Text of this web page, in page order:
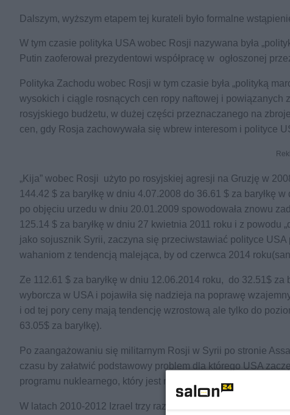
Dalszym, wyższym etapem tej kurateli było formalne
W tym czasie polityka USA wobec Rosji nazywana była
Putin zaoferował prezydentowi współpracę w ogłoszonej
Polityka Zachodu wobec Rosji w tym czasie była „polityką
wysokich i ciągle rosnących cen ropy naftowej i powiązanych
rosyjskiego budżetu, w dużej części przeznaczanego na
cen, gdy Rosja zachowywała się wbrew interesom i polityce
„Kija” wobec Rosji użyto po rosyjskiej agresji na Gruzję w
144.42 $ za baryłkę w dniu 4.07.2008 do 36.61 $ za baryłkę
po objęciu urzedu w dniu 20.01.2009 spowodowała znowu
125.14 $ za baryłkę w dniu 27 kwietnia 2011 roku i z powodu
jako sojusznik Syrii, zaczyna się przeciwstawiać polityce
wahaniom z tendencją malejąca, by od czerwca 2014
Ze 112.61 $ za baryłkę w dniu 12.06.2014 roku, do 32.51$
wyborcza w USA i pojawiła się nadzieja na poprawę
i od tej pory ceny mają tendencję wzrostową ale tylko do
63.05$ za baryłkę).
Po zaangażowaniu się militarnym Rosji w Syrii po stronie
czasu by załatwić podstawowy problem dla którego USA
programu nuklearnego, który jest możliwy do realizacji tylko
W latach 2010-2012 Izrael trzy razy chciał rozpocząć wojnę z